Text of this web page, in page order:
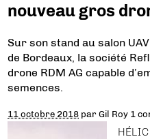
nouveau gros
Sur son stand au salon
de Bordeaux, la société
drone RDM AG capable
semences.
11 octobre 2018 parGil Roy 1